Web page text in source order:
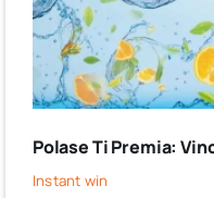
Polase Ti Premia:
Instant win